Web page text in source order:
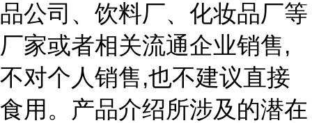
品公司、饮料厂、化妆品厂等
厂家或者相关流通企业销售,
不对个人销售,也不建议直接
食用。产品介绍所涉及的潜在